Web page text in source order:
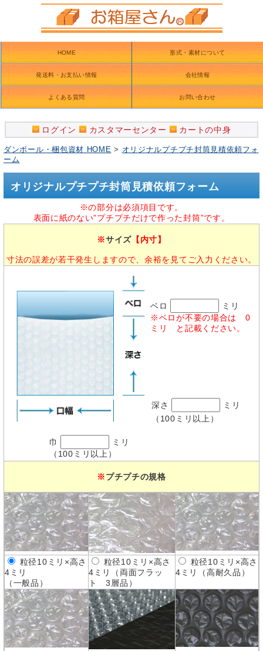
HOME 形式・素材について
発送料・お支払い情報 会社情報
よくある質問 お問い合わせ
ログイン カスタマーセンター カートの中身
ダンボール・梱包資材 HOME > オリジナルプチプチ封筒見積依頼フォ
ーム
オリジナルプチプチ封筒見積依頼フォーム
※の部分は必須項目です。
表面に紙のない”プチプチだけで作った封筒”です。
※サイズ 【内寸】
寸法の誤差が若干発生しますので、余裕を見てご入力ください。
ベロ
ミリ
※ベロが不要の場合は 0
ミリ と記載ください。
深さ
ミリ
（100ミリ以上）
巾
ミリ
（100ミリ以上）
※プチプチの規格
粒径10ミリ×高さ
4ミリ
（一般品）
粒径10ミリ×高さ
4ミリ（両面フラッ
ト 3層品）
粒径10ミリ×高さ
4ミリ（高耐久品）